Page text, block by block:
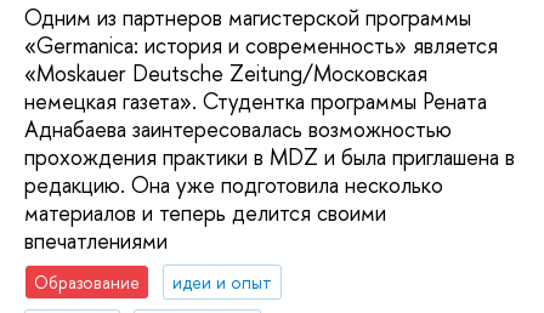
Одним из партнеров магистерской программы
«Germanica: история и современность» является
«Moskauer Deutsche Zeitung/Московская
немецкая газета». Студентка программы Рената
Аднабаева заинтересовалась возможностью
прохождения практики в MDZ и была приглашена в
редакцию. Она уже подготовила несколько
материалов и теперь делится своими
впечатлениями
Образование
идеи и опыт